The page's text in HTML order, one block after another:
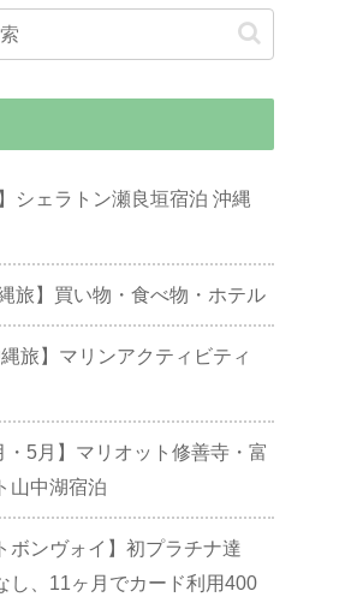
シェラトン瀬良垣宿泊 沖縄
旅】買い物・食べ物・ホテル
縄旅】マリンアクティビティ
・5月】マリオット修善寺・富
山中湖宿泊
ボンヴォイ】初プラチナ達
し、11ヶ月でカード利用400